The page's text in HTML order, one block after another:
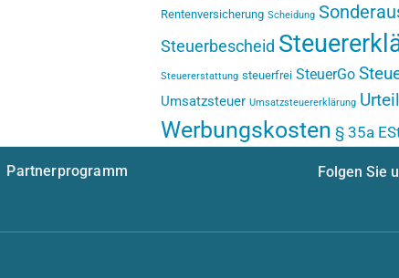
Rentenversicherung Scheidung
Steuerbescheid
Steuererstattung steuerfrei SteuerGo
Umsatzsteuer Umsatzsteuererklärung Urteil
Werbungskosten § 35a
Partnerprogramm
Folgen Sie